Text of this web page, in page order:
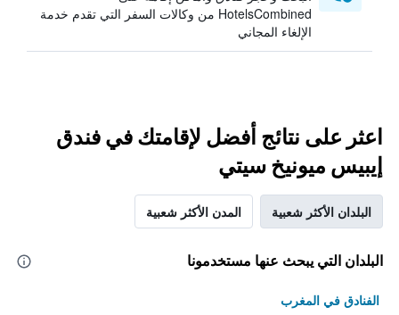
HotelsCombined من وكالات السفر التي تقدم خدمة
الإلغاء المجاني
اعثر على نتائج أفضل لإقامتك في فندق
إيبيس ميونيخ سيتي
البلدان الأكثر شعبية المدن الأكثر شعبية
البلدان التي يبحث عنها مستخدمونا
الفنادق في المغرب